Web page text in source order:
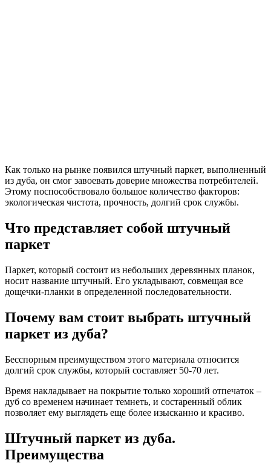
Как только на рынке появился штучный паркет, выполненный
из дуба, он смог завоевать доверие множества потребителей.
Этому поспособствовало большое количество факторов:
экологическая чистота, прочность, долгий срок службы.
Что представляет собой штучный
паркет
Паркет, который состоит из небольших деревянных планок,
носит название штучный. Его укладывают, совмещая все
дощечки-планки в определенной последовательности.
Почему вам стоит выбрать штучный
паркет из дуба?
Бесспорным преимуществом этого материала относится
долгий срок службы, который составляет 50-70 лет.
Время накладывает на покрытие только хороший отпечаток –
дуб со временем начинает темнеть, и состаренный облик
позволяет ему выглядеть еще более изысканно и красиво.
Штучный паркет из дуба.
Преимущества